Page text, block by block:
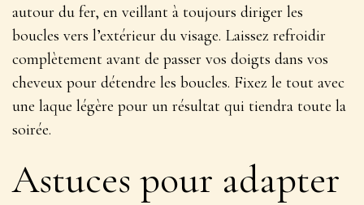
autour du fer, en veillant à toujours diriger les
boucles vers l’extérieur du visage. Laissez refroidir
complètement avant de passer vos doigts dans vos
cheveux pour détendre les boucles. Fixez le tout avec
une laque légère pour un résultat qui tiendra toute la
soirée.
Astuces pour adapter